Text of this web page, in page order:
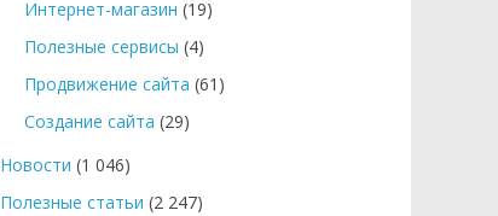
Интернет-магазин (19)
Полезные сервисы (4)
Продвижение сайта (61)
Создание сайта (29)
Новости (1 046)
Полезные статьи (2 247)